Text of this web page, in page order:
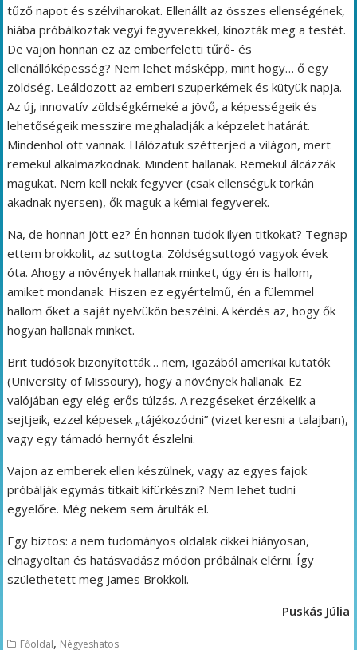
tűző napot és szélviharokat. Ellenállt az összes ellenségének,
hiába próbálkoztak vegyi fegyverekkel, kínozták meg a testét.
De vajon honnan ez az emberfeletti tűrő- és
ellenállóképesség? Nem lehet másképp, mint hogy… ő egy
zöldség. Leáldozott az emberi szuperkémek és kütyük napja.
Az új, innovatív zöldségkémeké a jövő, a képességeik és
lehetőségeik messzire meghaladják a képzelet határát.
Mindenhol ott vannak. Hálózatuk szétterjed a világon, mert
remekül alkalmazkodnak. Mindent hallanak. Remekül álcázzák
magukat. Nem kell nekik fegyver (csak ellenségük torkán
akadnak nyersen), ők maguk a kémiai fegyverek.
Na, de honnan jött ez? Én honnan tudok ilyen titkokat? Tegnap
ettem brokkolit, az suttogta. Zöldségsuttogó vagyok évek
óta. Ahogy a növények hallanak minket, úgy én is hallom,
amiket mondanak. Hiszen ez egyértelmű, én a fülemmel
hallom őket a saját nyelvükön beszélni. A kérdés az, hogy ők
hogyan hallanak minket.
Brit tudósok bizonyították… nem, igazából amerikai kutatók
(University of Missoury), hogy a növények hallanak. Ez
valójában egy elég erős túlzás. A rezgéseket érzékelik a
sejtjeik, ezzel képesek „tájékozódni” (vizet keresni a talajban),
vagy egy támadó hernyót észlelni.
Vajon az emberek ellen készülnek, vagy az egyes fajok
próbálják egymás titkait kifürkészni? Nem lehet tudni
egyelőre. Még nekem sem árulták el.
Egy biztos: a nem tudományos oldalak cikkei hiányosan,
elnagyoltan és hatásvadász módon próbálnak elérni. Így
születhetett meg James Brokkoli.
Puskás Júlia
Főoldal, Négyeshatos